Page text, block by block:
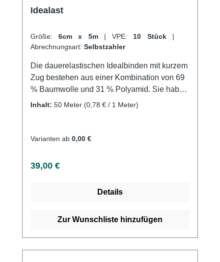
Idealast
Größe: 6cm x 5m | VPE: 10 Stück |
Abrechnungsart: Selbstzahler
Die dauerelastischen Idealbinden mit kurzem
Zug bestehen aus einer Kombination von 69
% Baumwolle und 31 % Polyamid. Sie haben
eine Dehnbarkeit von ca. 80 % und eignen
benötigt wird. Durch ihre besondere
tragen. Sie sind waschbar bis 60°C und
eine lange Lebensdauer, was sie besonders
des Herstellers Kaufen Sie jetzt Idealast
Inhalt: 50 Meter (0,78 € / 1 Meter)
Varianten ab 0,00 €
Regulärer Preis:
39,00 €
Details
Zur Wunschliste hinzufügen